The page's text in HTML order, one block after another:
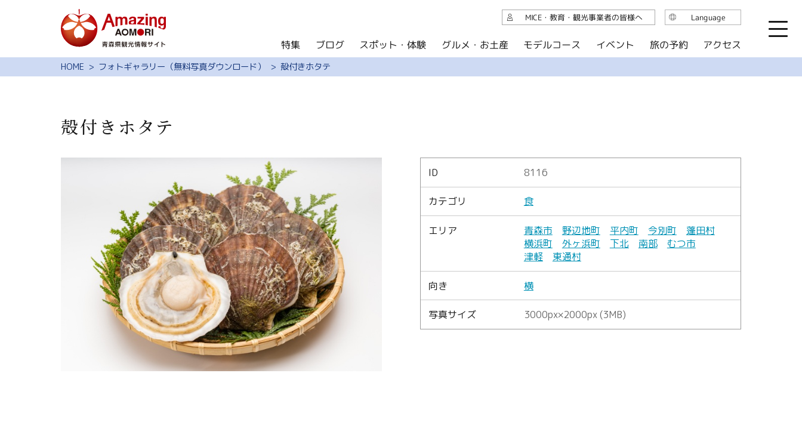
特集
ブログ
スポット・体験
グルメ・お土産
このサイトについて
サイト内検索
行きたいリスト
写真ライブラリー
動画ライブラリー
パンフレットダウンロード
よくある質問
関連リンク集
Language
日本語
English
繁体中文
HOME フォトギャラリー（無料写真ダウンロード） 殻付きホタテ
殻付きホタテ
ID 8116
カテゴリ 食
エリア 青森市 野辺地町 平内町 今別町
蓬田村
横浜町
外ヶ浜町 下北 南部
むつ市
津軽
東通村
向き 横
写真サイズ 3000px×2000px (3MB)
特集 ブログ スポット・体験 グルメ・お土産 モデルコース イベント 旅の予約 アクセス
MICE・教育・観光事業者の皆様へ Language
English
简体中文